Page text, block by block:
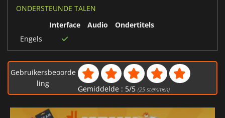
ONDERSTEUNDE TALEN
Interface
Audio
Ondertitels
Engels
Gebruikersbeoorde
ling
Gemiddelde : 5/5 (25stemmen)